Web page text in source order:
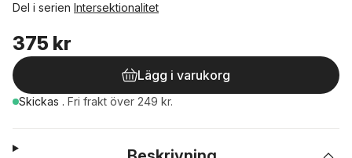
Del i serien Intersektionalitet
375 kr
Lägg i varukorg
Skickas . Fri frakt över 249 kr.